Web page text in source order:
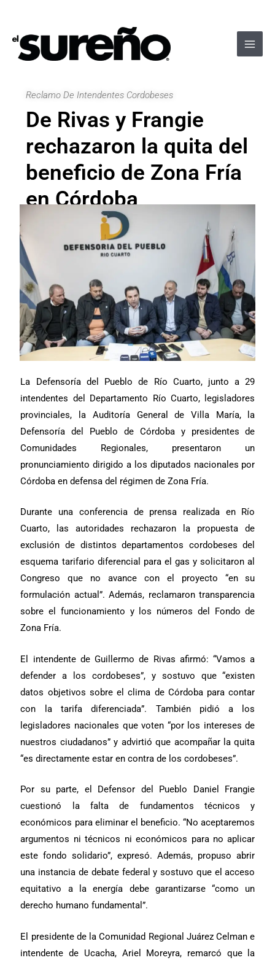
contenido
Reclamo De Intendentes Cordobeses
De Rivas y Frangie
rechazaron la quita del
beneficio de Zona Fría
en Córdoba
La Defensoría del Pueblo de Río Cuarto, junto a 29
intendentes del Departamento Río Cuarto, legisladores
provinciales, la Auditoría General de Villa María, la
Defensoría del Pueblo de Córdoba y presidentes de
Comunidades Regionales, presentaron un
pronunciamiento dirigido a los diputados nacionales por
Córdoba en defensa del régimen de Zona Fría.
Durante una conferencia de prensa realizada en Río
Cuarto, las autoridades rechazaron la propuesta de
exclusión de distintos departamentos cordobeses del
esquema tarifario diferencial para el gas y solicitaron al
Congreso que no avance con el proyecto “en su
formulación actual”. Además, reclamaron transparencia
sobre el funcionamiento y los números del Fondo de
Zona Fría.
El intendente de Guillermo de Rivas afirmó: “Vamos a
defender a los cordobeses”, y sostuvo que “existen
datos objetivos sobre el clima de Córdoba para contar
con la tarifa diferenciada”. También pidió a los
legisladores nacionales que voten “por los intereses de
nuestros ciudadanos” y advirtió que acompañar la quita
“es directamente estar en contra de los cordobeses”.
Por su parte, el Defensor del Pueblo Daniel Frangie
cuestionó la falta de fundamentos técnicos y
económicos para eliminar el beneficio. “No aceptaremos
argumentos ni técnicos ni económicos para no aplicar
este fondo solidario”, expresó. Además, propuso abrir
una instancia de debate federal y sostuvo que el acceso
equitativo a la energía debe garantizarse “como un
derecho humano fundamental”.
El presidente de la Comunidad Regional Juárez Celman e
intendente de Ucacha, Ariel Moreyra, remarcó que la
entradas